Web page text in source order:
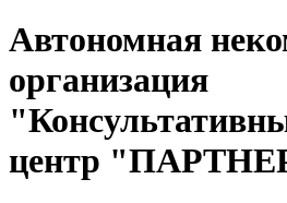
Автономная
организация
центр